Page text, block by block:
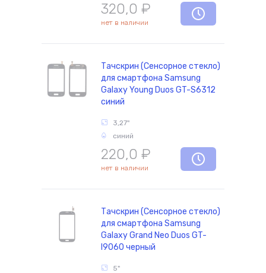
320,0 ₽
нет в наличии
Тачскрин (Сенсорное стекло)
для смартфона Samsung
Galaxy Young Duos GT-S6312
синий
3,27"
синий
220,0 ₽
нет в наличии
Тачскрин (Сенсорное стекло)
для смартфона Samsung
Galaxy Grand Neo Duos GT-
I9060 черный
5"